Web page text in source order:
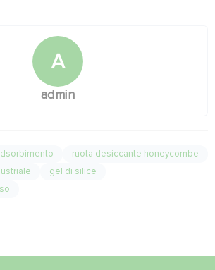
A
admin
ruota desiccante honeycombe
gel di silice